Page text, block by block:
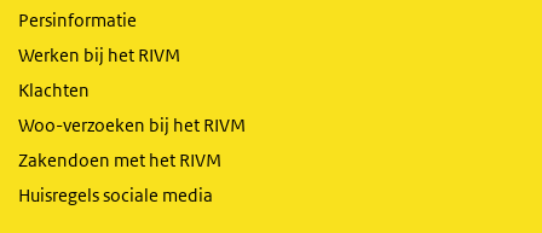
Persinformatie
Werken bij het RIVM
Klachten
Woo-verzoeken bij het RIVM
Zakendoen met het RIVM
Huisregels sociale media